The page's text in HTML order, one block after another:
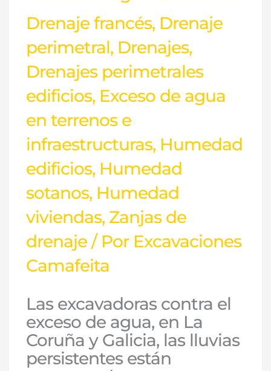
Drenaje francés, Drenaje
perimetral, Drenajes,
Drenajes perimetrales
edificios, Exceso de agua
en terrenos e
infraestructuras, Humedad
edificios, Humedad
sotanos, Humedad
viviendas, Zanjas de
drenaje / Por Excavaciones
Camafeita
Las excavadoras contra el
exceso de agua, en La
Coruña y Galicia, las lluvias
persistentes están